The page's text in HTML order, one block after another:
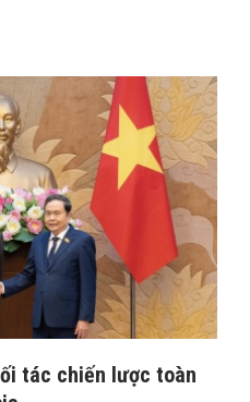
tác chiến lược toàn